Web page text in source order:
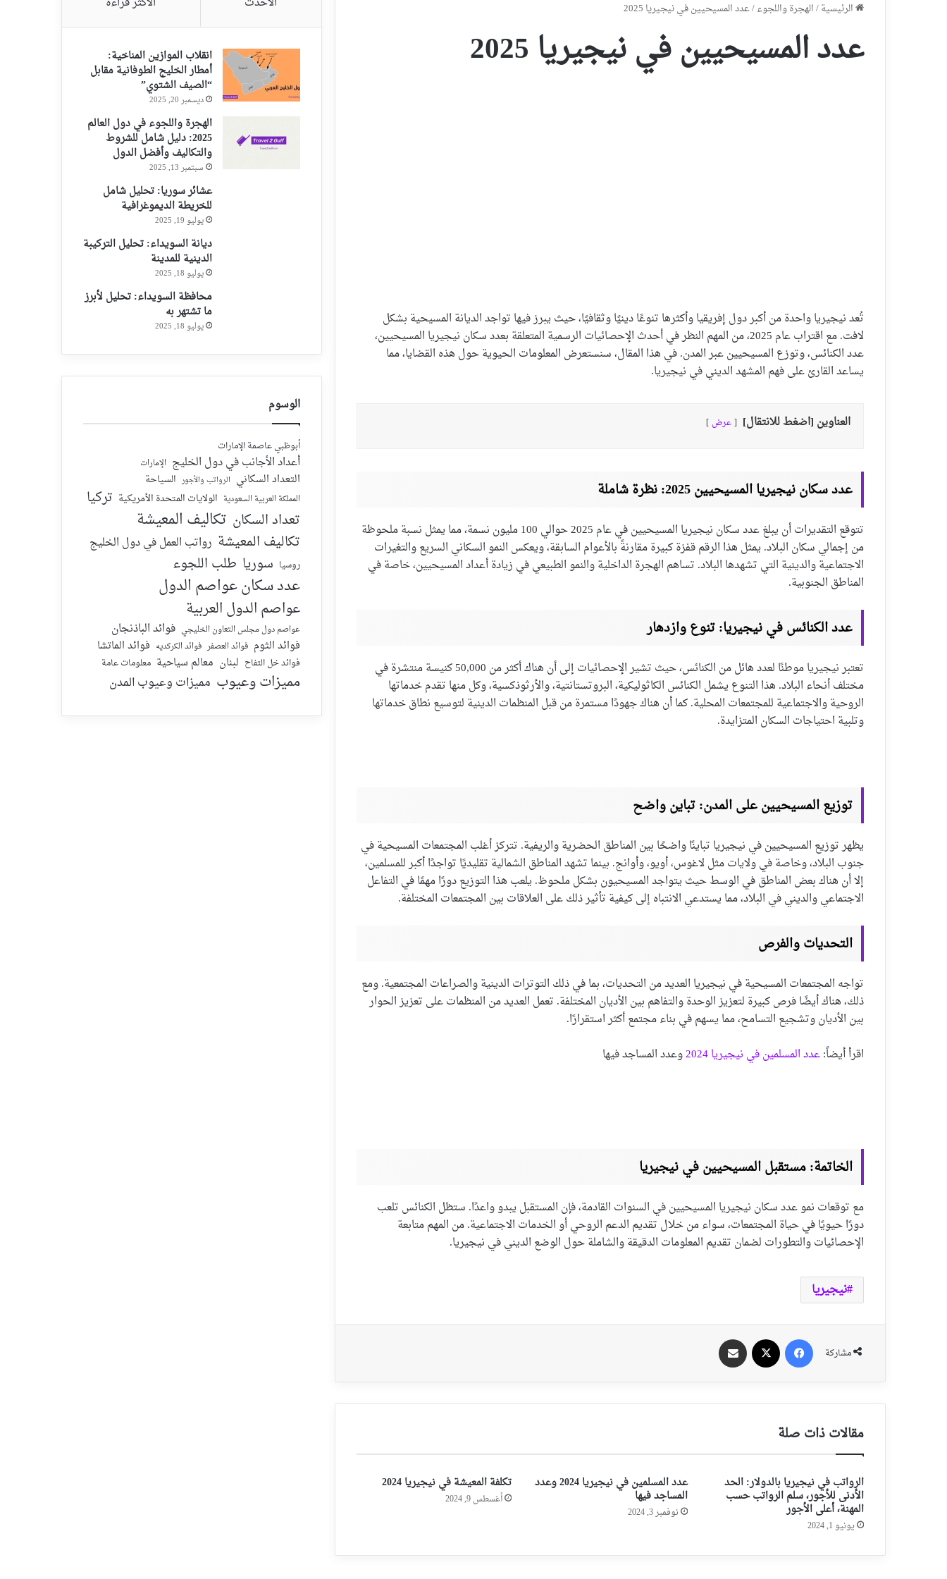
الرئيسية/الهجرة واللجوء/عدد المسيحيين في نيجيريا 2025
عدد المسيحيين في نيجيريا 2025
تُعد نيجيريا واحدة من أكبر دول إفريقيا وأكثرها تنوعًا دينيًا وثقافيًا، حيث يبرز فيها تواجد الديانة المسيحية بشكل
لافت. مع اقتراب عام 2025، من المهم النظر في أحدث الإحصائيات الرسمية المتعلقة بعدد سكان نيجيريا المسيحيين،
عدد الكنائس، وتوزع المسيحيين عبر المدن. في هذا المقال، سنستعرض المعلومات الحيوية حول هذه القضايا، مما
يساعد القارئ على فهم المشهد الديني في نيجيريا.
العناوين [اضغط للانتقال] عرض
عدد سكان نيجيريا المسيحيين 2025: نظرة شاملة
تتوقع التقديرات أن يبلغ عدد سكان نيجيريا المسيحيين في عام 2025 حوالي 100 مليون نسمة، مما يمثل نسبة ملحوظة
من إجمالي سكان البلاد. يمثل هذا الرقم قفزة كبيرة مقارنةً بالأعوام السابقة، ويعكس النمو السكاني السريع والتغيرات
الاجتماعية والدينية التي تشهدها البلاد. تساهم الهجرة الداخلية والنمو الطبيعي في زيادة أعداد المسيحيين، خاصة في
المناطق الجنوبية.
عدد الكنائس في نيجيريا: تنوع وازدهار
تعتبر نيجيريا موطنًا لعدد هائل من الكنائس، حيث تشير الإحصائيات إلى أن هناك أكثر من 50,000 كنيسة منتشرة في
مختلف أنحاء البلاد. هذا التنوع يشمل الكنائس الكاثوليكية، البروتستانتية، والأرثوذكسية، وكل منها تقدم خدماتها
الروحية والاجتماعية للمجتمعات المحلية. كما أن هناك جهودًا مستمرة من قبل المنظمات الدينية لتوسيع نطاق خدماتها
وتلبية احتياجات السكان المتزايدة.
توزيع المسيحيين على المدن: تباين واضح
يظهر توزيع المسيحيين في نيجيريا تباينًا واضحًا بين المناطق الحضرية والريفية. تتركز أغلب المجتمعات المسيحية في
جنوب البلاد، وخاصة في ولايات مثل لاغوس، أويو، وأوانج. بينما تشهد المناطق الشمالية تقليديًا تواجدًا أكبر للمسلمين،
إلا أن هناك بعض المناطق في الوسط حيث يتواجد المسيحيون بشكل ملحوظ. يلعب هذا التوزيع دورًا مهمًا في التفاعل
الاجتماعي والديني في البلاد، مما يستدعي الانتباه إلى كيفية تأثير ذلك على العلاقات بين المجتمعات المختلفة.
التحديات والفرص
تواجه المجتمعات المسيحية في نيجيريا العديد من التحديات، بما في ذلك التوترات الدينية والصراعات المجتمعية. ومع
ذلك، هناك أيضًا فرص كبيرة لتعزيز الوحدة والتفاهم بين الأديان المختلفة. تعمل العديد من المنظمات على تعزيز الحوار
بين الأديان وتشجيع التسامح، مما يسهم في بناء مجتمع أكثر استقرارًا.
اقرأ أيضاً:عدد المسلمين في نيجيريا 2024 وعدد المساجد فيها
الخاتمة: مستقبل المسيحيين في نيجيريا
مع توقعات نمو عدد سكان نيجيريا المسيحيين في السنوات القادمة، فإن المستقبل يبدو واعدًا. ستظل الكنائس تلعب
دورًا حيويًا في حياة المجتمعات، سواء من خلال تقديم الدعم الروحي أو الخدمات الاجتماعية. من المهم متابعة
الإحصائيات والتطورات لضمان تقديم المعلومات الدقيقة والشاملة حول الوضع الديني في نيجيريا.
نيجيريا
مشاركة
فيسبوك
مقالات ذات صلة
الرواتب في نيجيريا بالدولار: الحد
الأدنى للأجور، سلم الرواتب حسب
المهنة، أعلى الأجور
يونيو 1, 2024
عدد المسلمين في نيجيريا 2024 وعدد
المساجد فيها
نوفمبر 3, 2024
تكلفة المعيشة في نيجيريا 2024
أغسطس 9, 2024
انقلاب الموازين المناخية:
أمطار الخليج الطوفانية مقابل
“الصيف الشتوي”
ديسمبر 20, 2025
الهجرة واللجوء في دول العالم
2025: دليل شامل للشروط
والتكاليف وأفضل الدول
سبتمبر 13, 2025
عشائر سوريا: تحليل شامل
للخريطة الديموغرافية
يوليو 19, 2025
ديانة السويداء: تحليل التركيبة
الدينية للمدينة
يوليو 18, 2025
محافظة السويداء: تحليل لأبرز
ما تشتهر به
يوليو 18, 2025
الوسوم
أبوظبي عاصمة الإمارات
أعداد الأجانب في دول الخليج الإمارات
التعداد السكاني الرواتب والأجور السياحة
المملكة العربية السعودية الولايات المتحدة الأمريكية تركيا
تعداد السكان تكاليف المعيشة
تكاليف المعيشة رواتب العمل في دول الخليج
روسيا سوريا طلب اللجوء
عدد سكان عواصم الدول
عواصم الدول العربية
عواصم دول مجلس التعاون الخليجي فوائد الباذنجان
فوائد الثوم فوائد العصفر فوائد الكركديه فوائد الماتشا
فوائد خل التفاح لبنان معالم سياحية معلومات عامة
مميزات وعيوب مميزات وعيوب المدن